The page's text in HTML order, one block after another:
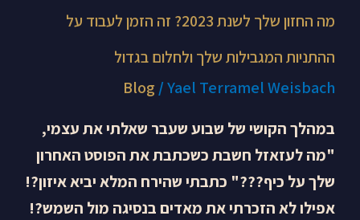
מה החזון שלך לשנת 2023? זה הזמן לעבוד על
ההתניות המגבילות שלך ולחלום בגדול
Blog /Yael Terramel Weisbach
במהלך הקושי של שבוע שעבר שאלתי את עצמי,
"מה לעזאזל חשבת כשכתבת את הפוסט האחרון
שלך על כיף???" כתבתי שהירח המלא יביא איזון?!
אפילו לא הזכרתי את מאדים בנסיגה מול השמש?!